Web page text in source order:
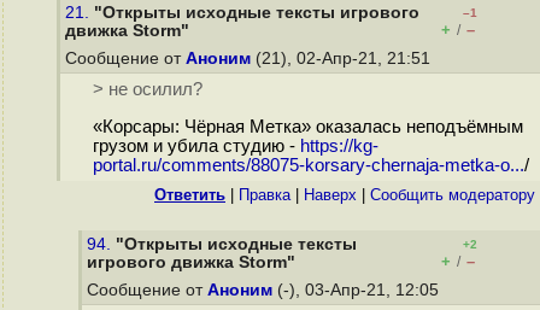
21. "Открыты исходные тексты игрового
движка Storm"
–1
+ / –
Сообщение от Аноним (21), 02-Апр-21, 21:51
> не осилил?
«Корсары: Чёрная Метка» оказалась неподъёмным
грузом и убила студию - https://kg-
portal.ru/comments/88075-korsary-chernaja-metka-o.../
Ответить Правка| Наверх Cообщить модератору
94. "Открыты исходные тексты
игрового движка Storm"
+2
+ / –
Сообщение от Аноним (-), 03-Апр-21, 12:05